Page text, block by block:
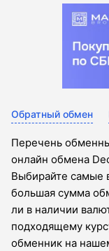
Обратный обмен
Перечень
онлайн обмена
Выбирайте самые
большая сумма
ли в наличии
подходящему
обменник на